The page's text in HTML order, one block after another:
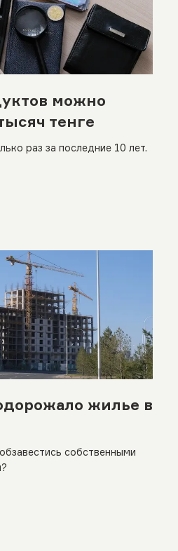
можно
тенге
раз за последние 10 лет.
жилье в
собственными